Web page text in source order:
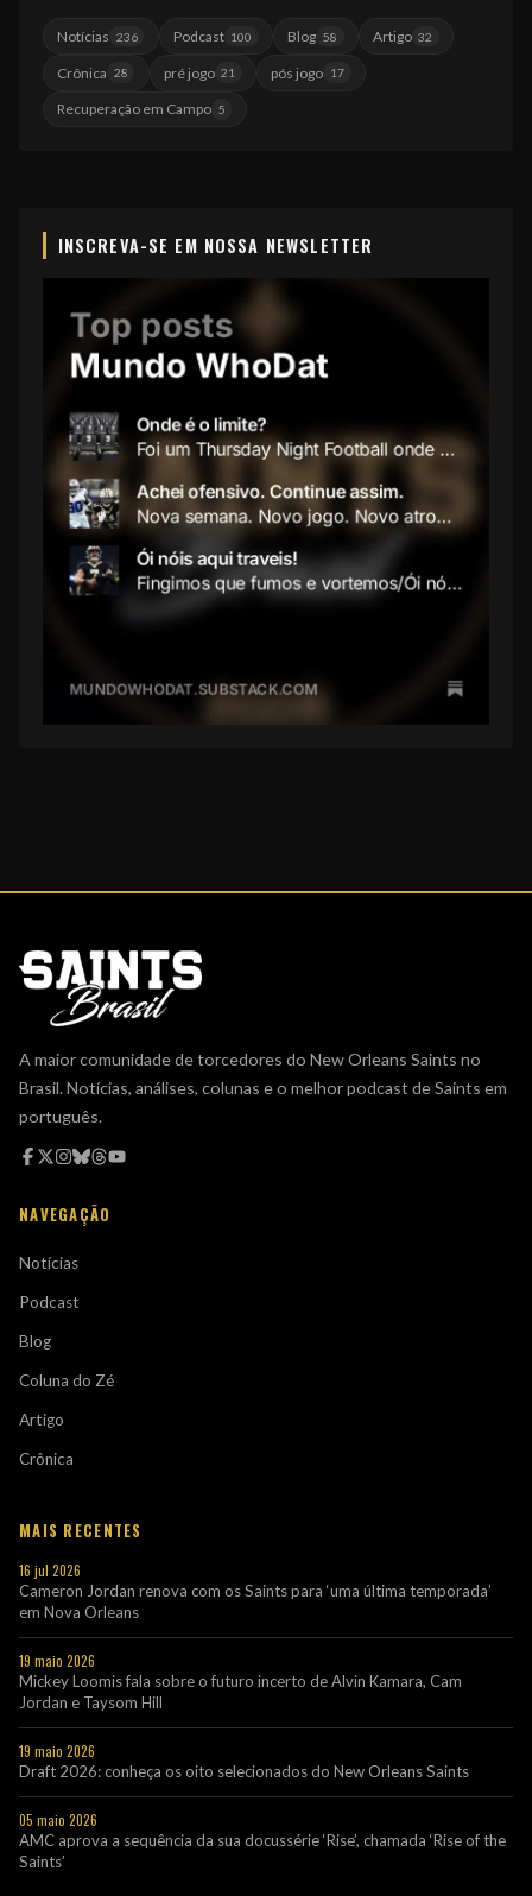
Notícias 236 Podcast 100 Blog 58 Artigo 32
Crônica 28 pré jogo 21 pós jogo 17
Recuperação em Campo 5
INSCREVA-SE EM NOSSA NEWSLETTER
A maior comunidade de torcedores do New Orleans Saints no
Brasil. Notícias, análises, colunas e o melhor podcast de Saints em
português.
NAVEGAÇÃO
Notícias
Podcast
Blog
Coluna do Zé
Artigo
Crônica
MAIS RECENTES
16 jul 2026
Cameron Jordan renova com os Saints para ‘uma última temporada’
em Nova Orleans
19 maio 2026
Mickey Loomis fala sobre o futuro incerto de Alvin Kamara, Cam
Jordan e Taysom Hill
19 maio 2026
Draft 2026: conheça os oito selecionados do New Orleans Saints
05 maio 2026
AMC aprova a sequência da sua docussérie ‘Rise’, chamada ‘Rise of the
Saints’